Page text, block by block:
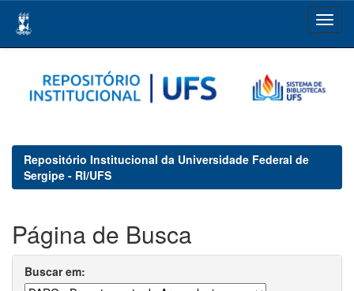
navigation
Repositório Institucional da Universidade Federal de
Sergipe - RI/UFS
Página de Busca
Buscar em: